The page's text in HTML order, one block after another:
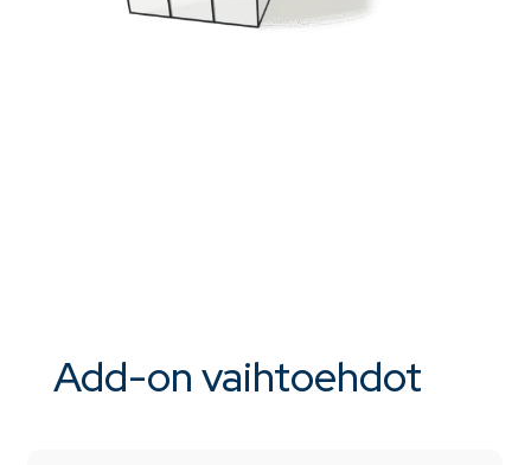
Add-on vaihtoehdot